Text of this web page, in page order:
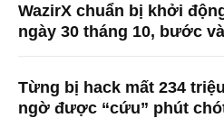
WazirX chuẩn bị khởi
ngày 30 tháng 10, bước
Từng bị hack mất 234
ngờ được “cứu” phút